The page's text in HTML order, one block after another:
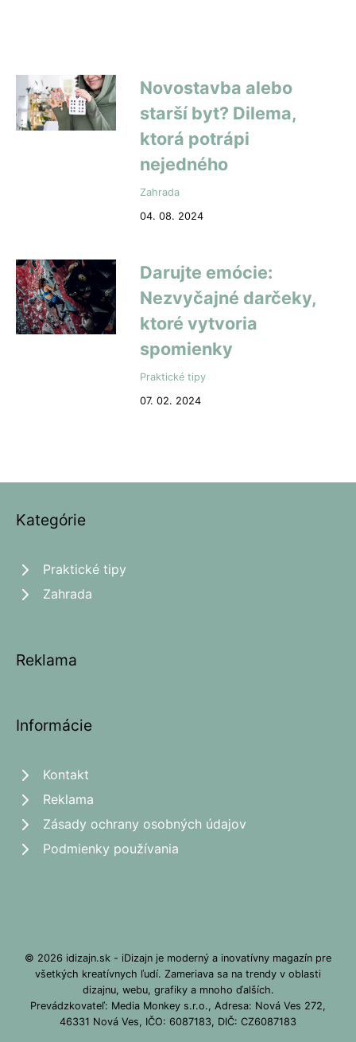
Novostavba alebo
starší byt? Dilema,
ktorá potrápi
nejedného
Zahrada
04. 08. 2024
Darujte emócie:
Nezvyčajné darčeky,
ktoré vytvoria
spomienky
Praktické tipy
07. 02. 2024
Kategórie
Praktické tipy
Zahrada
Reklama
Informácie
Kontakt
Reklama
Zásady ochrany osobných údajov
Podmienky používania
© 2026 idizajn.sk - iDizajn je moderný a inovatívny magazín pre
všetkých kreatívnych ľudí. Zameriava sa na trendy v oblasti
dizajnu, webu, grafiky a mnoho ďalších.
Prevádzkovateľ: Media Monkey s.r.o., Adresa: Nová Ves 272,
46331 Nová Ves, IČO: 6087183, DIČ: CZ6087183